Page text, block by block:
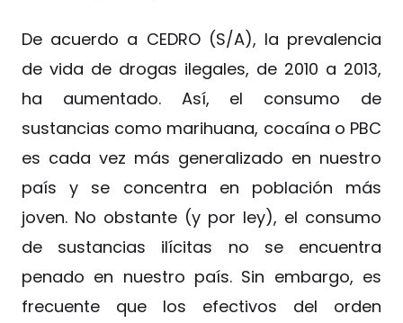
De acuerdo a CEDRO (S/A), la prevalencia
de vida de drogas ilegales, de 2010 a 2013,
ha aumentado. Así, el consumo de
sustancias como marihuana, cocaína o PBC
es cada vez más generalizado en nuestro
país y se concentra en población más
joven. No obstante (y por ley), el consumo
de sustancias ilícitas no se encuentra
penado en nuestro país. Sin embargo, es
frecuente que los efectivos del orden